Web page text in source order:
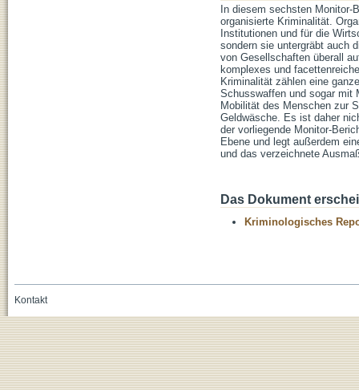
In diesem sechsten
organisierte Kriminalität.
Institutionen und für die
sondern sie untergräbt auch
von Gesellschaften überall
komplexes und
Kriminalität zählen eine
Schusswaffen und sogar mit
Mobilität des Menschen zur
Geldwäsche. Es ist daher
der vorliegende Monitor-
Ebene und legt außerdem
und das verzeichnete
Das Dokument
Kriminologisches
Kontakt